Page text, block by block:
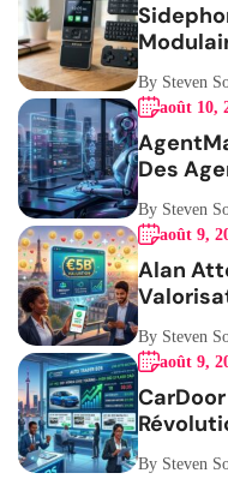
By Steven
août 10,
Des
By Steven
août 9,
Alan
By Steven
août 9,
By Steven